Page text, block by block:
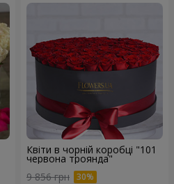
Квіти в чорній коробці "101
червона троянда"
9 856 грн